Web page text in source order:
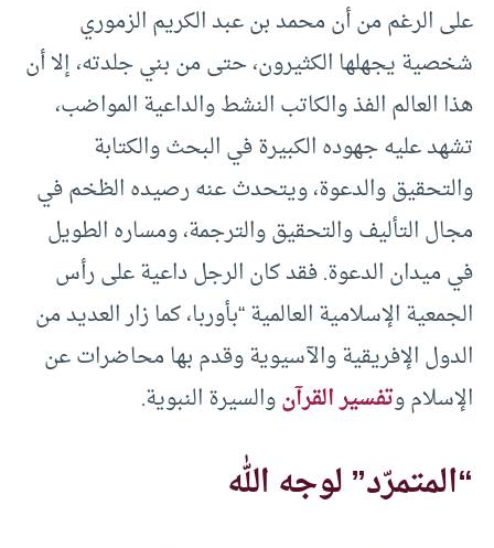
على الرغم من أن محمد بن عبد الكريم الزموري
شخصية يجهلها الكثيرون، حتى من بني جلدته، إلا أن
هذا العالم الفذ والكاتب النشط والداعية المواضب،
تشهد عليه جهوده الكبيرة في البحث والكتابة
والتحقيق والدعوة، ويتحدث عنه رصيده الظخم في
مجال التأليف والتحقيق والترجمة، ومساره الطويل
في ميدان الدعوة. فقد كان الرجل داعية على رأس
الجمعية الإسلامية العالمية “بأوربا، كما زار العديد من
الدول الإفريقية والآسيوية وقدم بها محاضرات عن
الإسلام وتفسير القرآنوالسيرة النبوية.
“المتمرّد” لوجه الله